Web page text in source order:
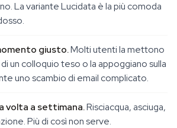
La variante Lucidata è la più comoda
giusto.Molti utenti la mettono
un colloquio teso o la appoggiano sulla
uno scambio di email complicato.
volta a settimana.Risciacqua, asciuga,
Più di così non serve.